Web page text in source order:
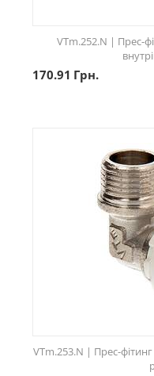
VTm.252.N | Прес-
170.91 Грн.
VTm.253.N | Прес-